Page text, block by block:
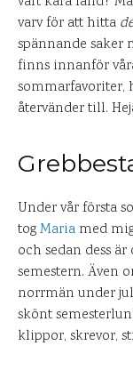
varv för att hitta
spännande saker
finns innanför
sommarfavoriter,
återvänder till.
Under vår första
togMaria med
och sedan dess
semestern. Även
norrmän under
skönt
klippor, skrevor,